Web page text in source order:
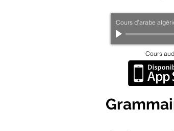
Cours d'arabe
Cours